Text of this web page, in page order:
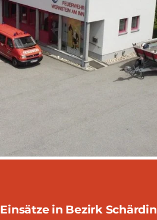
Einsätze in Bezirk